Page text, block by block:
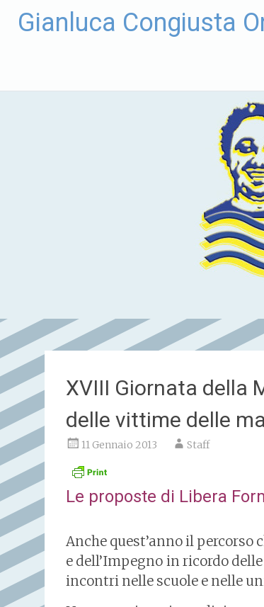
Gianluca Congiusta
XVIII Giornata della
delle vittime delle
11 Gennaio 2013 Staff
Le proposte di Libera
Anche quest’anno il
e dell’Impegno in ricordo
incontri nelle scuole e nelle